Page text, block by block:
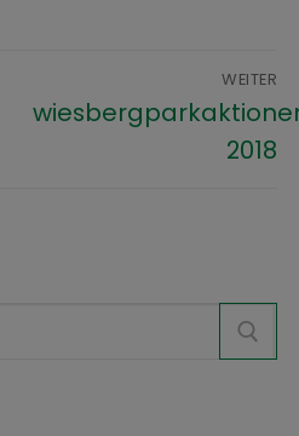
WEITER
2018